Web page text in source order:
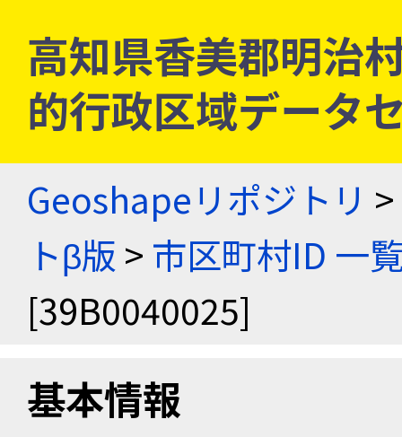
高知県香美郡明治
的行政区域データ
Geoshapeリポジトリ >
トβ版 > 市区町村ID 一
[39B0040025]
基本情報